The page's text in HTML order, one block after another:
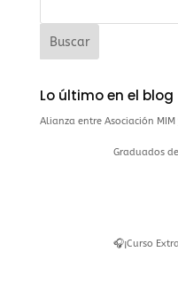
Lo último en el blog
Alianza entre Asociación
Graduados
🎧¡Curso